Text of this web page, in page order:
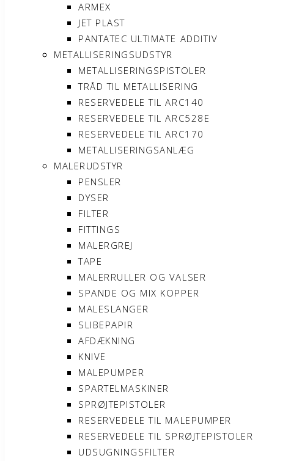
ARMEX
JET PLAST
PANTATEC ULTIMATE ADDITIV
METALLISERINGSUDSTYR
METALLISERINGSPISTOLER
TRÅD TIL METALLISERING
RESERVEDELE TIL ARC140
RESERVEDELE TIL ARC528E
RESERVEDELE TIL ARC170
METALLISERINGSANLÆG
MALERUDSTYR
PENSLER
DYSER
FILTER
FITTINGS
MALERGREJ
TAPE
MALERRULLER OG VALSER
SPANDE OG MIX KOPPER
MALESLANGER
SLIBEPAPIR
AFDÆKNING
KNIVE
MALEPUMPER
SPARTELMASKINER
SPRØJTEPISTOLER
RESERVEDELE TIL MALEPUMPER
RESERVEDELE TIL SPRØJTEPISTOLER
UDSUGNINGSFILTER